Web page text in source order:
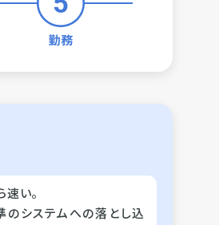
速い。
のシステムへの落とし込